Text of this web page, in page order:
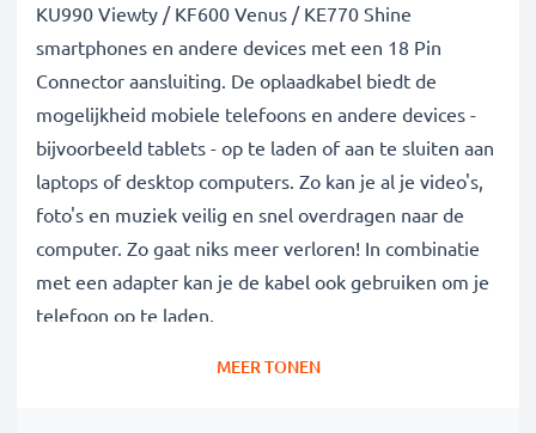
KU990 Viewty / KF600 Venus / KE770 Shine
smartphones en andere devices met een 18 Pin
Connector aansluiting. De oplaadkabel biedt de
mogelijkheid mobiele telefoons en andere devices -
bijvoorbeeld tablets - op te laden of aan te sluiten aan
laptops of desktop computers. Zo kan je al je video's,
foto's en muziek veilig en snel overdragen naar de
computer. Zo gaat niks meer verloren! In combinatie
met een adapter kan je de kabel ook gebruiken om je
telefoon op te laden.
MEER TONEN